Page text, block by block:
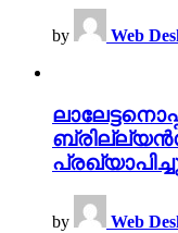
by Web
by Web